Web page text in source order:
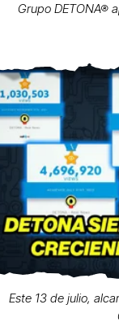
Grupo DETONA®
Este 13 de julio,